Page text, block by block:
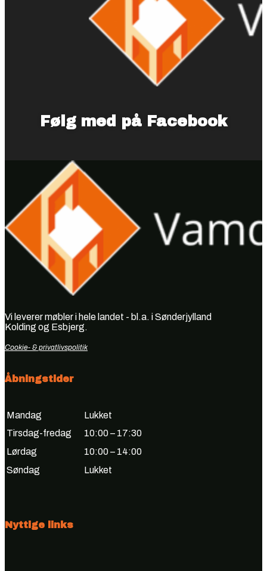
Følg med på Facebook
Vi leverer møbler i hele landet - bl.a. i Sønderjylland
Kolding og Esbjerg.
Cookie- & privatlivspolitik
Åbningstider
Mandag
Lukket
Tirsdag-fredag
10:00 – 17:30
Lørdag
10:00 – 14:00
Søndag
Lukket
Nyttige links